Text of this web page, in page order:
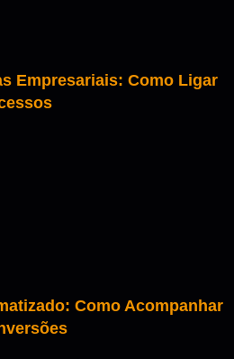
Empresariais: Como Ligar
Como Acompanhar